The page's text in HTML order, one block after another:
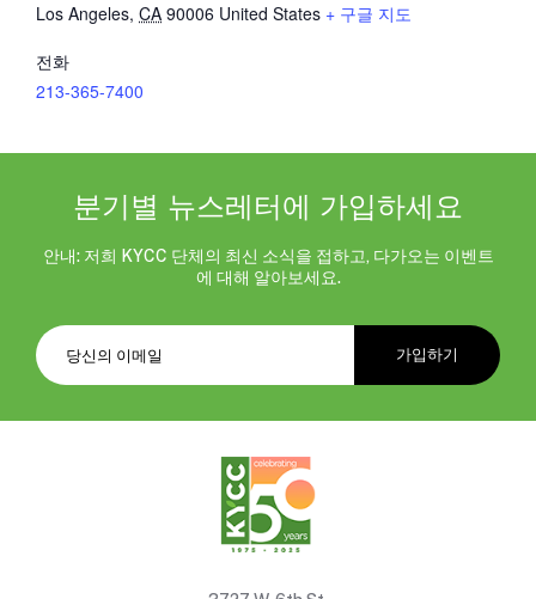
Los Angeles, CA 90006 United States + 구글 지도
전화
213-365-7400
분기별 뉴스레터에 가입하세요
안내: 저희 KYCC 단체의 최신 소식을 접하고, 다가오는 이벤트
에 대해 알아보세요.